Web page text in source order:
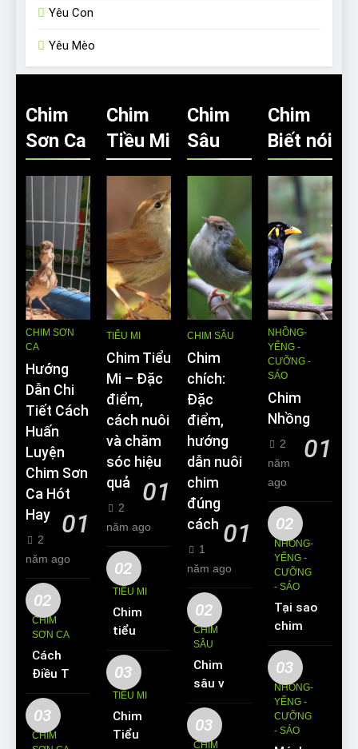
Yêu Con
Yêu Mèo
Chim
Sơn Ca
CHIM SƠN
CA
Hướng
Dẫn Chi
Tiết Cách
Huấn
Luyện
Chim Sơn
Ca Hót
Hay
01
2
năm ago
02
CHIM
SƠN CA
Cách
Điều Trị
Hiệu
Quả
Các
03
CHIM
Chim
Tiều Mi
TIỂU MI
Chim Tiểu
Mi – Đặc
điểm,
cách nuôi
và chăm
sóc hiệu
quả
01
2
năm ago
02
TIỂU MI
Chim
tiểu mi
ăn gì?
Kinh
nghiệm
chim
tiểu mi
03
TIỂU MI
Chim
Tiểu Mi
Chim
Sâu
CHIM SÂU
Chim
chích:
Đặc
điểm,
hướng
dẫn nuôi
chim
đúng
cách 01
1
năm ago
02
CHIM
SÂU
Chim
sâu và
những
thông
tin cơ
03
CHIM
Chim
Biết nói
NHỒNG-
YỂNG -
CƯỠNG -
SÁO
Chim
Nhồng
01
2
năm
ago
02
NHỒNG-
YỂNG -
CƯỠNG
- SÁO
Tại sao
chim
Sáo lại
được
yêu
thích
nuôi
làm thú
03
NHỒNG-
YỂNG -
CƯỠNG
- SÁO